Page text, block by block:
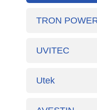
TRON
UVITEC
Utek